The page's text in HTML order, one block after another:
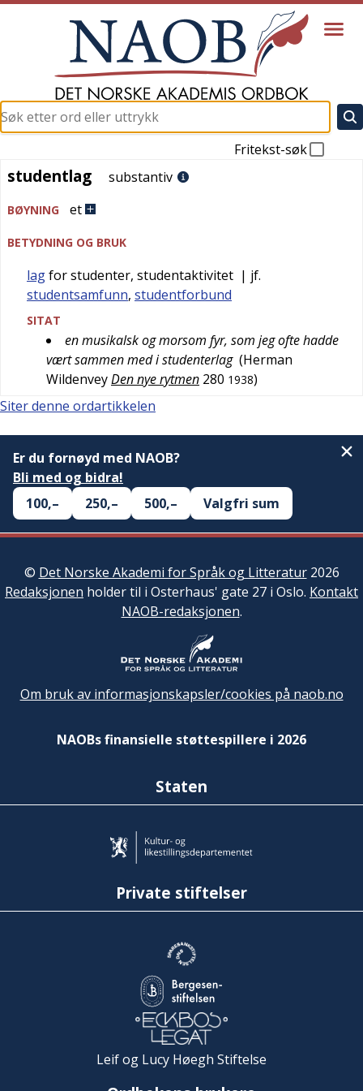
Fritekst-søk
studentlag
studentlag substantiv
BØYNING et
BETYDNING OG BRUK
lagfor studenter, studentaktivitet | jf.
studentsamfunn, studentforbund
SITAT
en musikalsk og morsom fyr, som jeg ofte hadde
vært sammen med i studenterlag (Herman
WildenveyDen nye rytmen 280 1938)
Siter denne ordartikkelen
Er du fornøyd med NAOB?
Bli med og bidra!
100,–
250,– 500,– Valgfri sum
© Det Norske Akademi for Språk og Litteratur2026
Redaksjonen holder til i Osterhaus' gate 27 i Oslo. Kontakt
NAOB-redaksjonen.
Om bruk av informasjonskapsler/cookies på naob.no
NAOBs finansielle støttespillere i 2026
Staten
Private stiftelser
Leif og Lucy Høegh Stiftelse